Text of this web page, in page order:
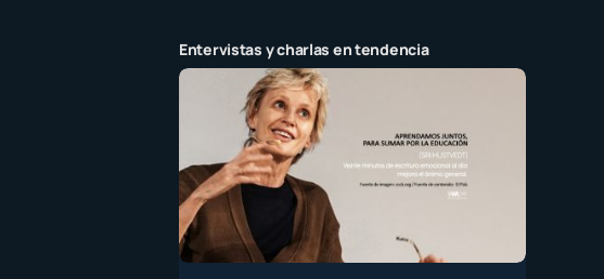
Entervistas y charlas en tendencia